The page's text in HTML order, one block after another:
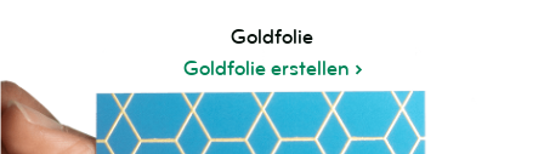
Goldfolie
Goldfolie erstellen